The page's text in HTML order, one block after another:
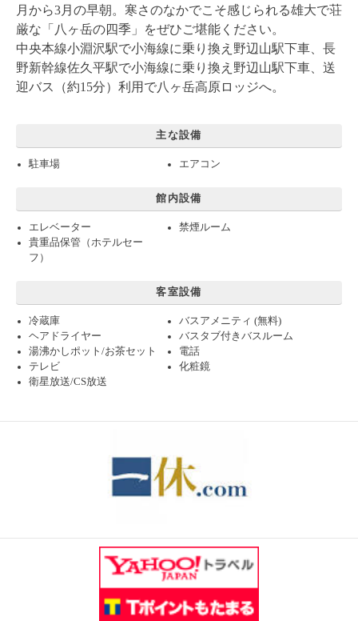
月から3月の早朝。寒さのなかでこそ感じられる雄大で荘
厳な「八ヶ岳の四季」をぜひご堪能ください。
中央本線小淵沢駅で小海線に乗り換え野辺山駅下車、長
野新幹線佐久平駅で小海線に乗り換え野辺山駅下車、送
迎バス（約15分）利用で八ヶ岳高原ロッジへ。
主な設備
駐車場 エアコン
館内設備
エレベーター
禁煙ルーム
貴重品保管（ホテルセー
フ）
客室設備
冷蔵庫
バスアメニティ (無料)
ヘアドライヤー
バスタブ付きバスルーム
湯沸かしポット/お茶セット
電話
テレビ
化粧鏡
衛星放送/CS放送